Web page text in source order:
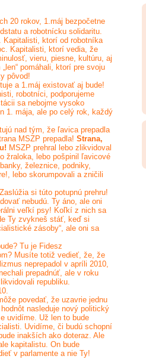
20 rokov, 1.máj bezpočetne
a robotnícku solidaritu.
Kapitalisti, ktorí od robotníka
Kapitalisti, ktorí vedia, že
vieru, piesne, kultúru, aj
pomáhali, ktorí pre svoju
pôvod!
a 1.máj existovať aj bude!
robotníci, podporujeme
sa nebojme vysoko
1. mája, ale po celý rok, každý
nad tým, že ľavica prepadla
MSZP prepadla! Strana,
MSZP prehral lebo zlikvidoval
žraloka, lebo pošpinil ľavicové
železnice, podniky,
lebo skorumpovali a zničili
si túto potupnú prehru!
nebudú. Ty áno, ale oni
veľkí psy! Koľkí z nich sa
Ty zvykneš stáť, keď si
zásoby“, ale oni sa
Tu je Fidesz
Musíte totiž vedieť, že, že
neprepadol v apríli 2010,
prepadnúť, ale v roku
republiku.
povedať, že uzavrie jednu
nasleduje nový politický
uvidíme. Už len to bude
Uvidíme, či budú schopní
inakších ako doteraz. Ale
kapitalistu. On bude
v parlamente a nie Ty!